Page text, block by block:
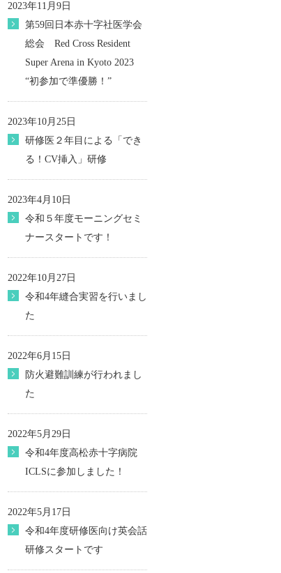
2023年11月9日
第59回日本赤十字社医学会
総会 Red Cross Resident
Super Arena in Kyoto 2023
“初参加で準優勝！”
2023年10月25日
研修医２年目による「でき
る！CV挿入」研修
2023年4月10日
令和５年度モーニングセミ
ナースタートです！
2022年10月27日
令和4年縫合実習を行いまし
た
2022年6月15日
防火避難訓練が行われまし
た
2022年5月29日
令和4年度高松赤十字病院
ICLSに参加しました！
2022年5月17日
令和4年度研修医向け英会話
研修スタートです